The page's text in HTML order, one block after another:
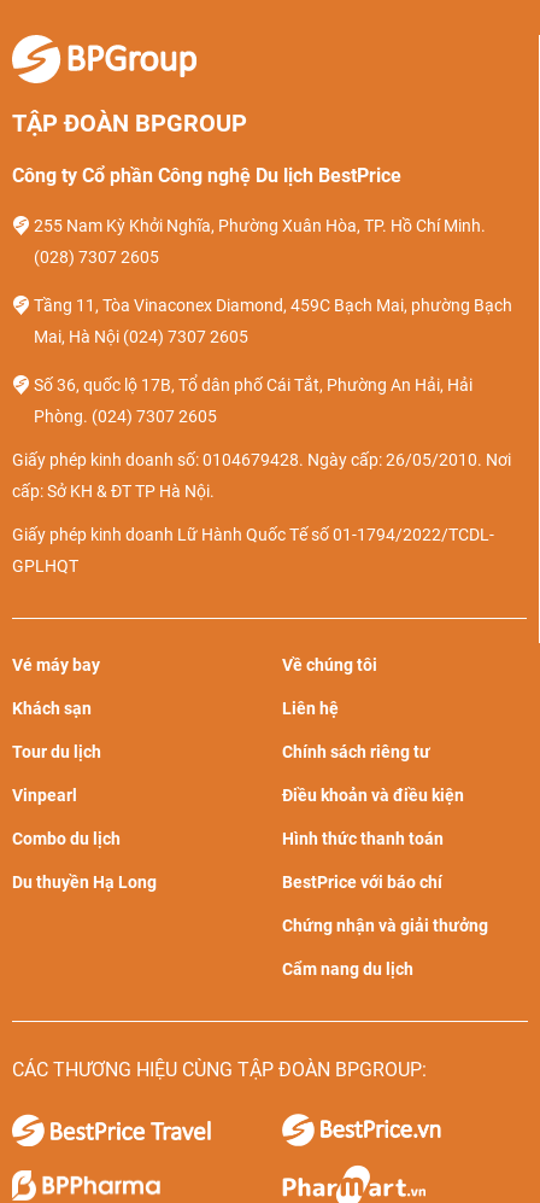
TẬP ĐOÀN BPGROUP
Công ty Cổ phần Công nghệ Du lịch BestPrice
255 Nam Kỳ Khởi Nghĩa, Phường Xuân Hòa, TP. Hồ Chí Minh.
(028) 7307 2605
Tầng 11, Tòa Vinaconex Diamond, 459C Bạch Mai, phường Bạch
Mai, Hà Nội (024) 7307 2605
Số 36, quốc lộ 17B, Tổ dân phố Cái Tắt, Phường An Hải, Hải
Phòng. (024) 7307 2605
Giấy phép kinh doanh số: 0104679428. Ngày cấp: 26/05/2010. Nơi
cấp: Sở KH & ĐT TP Hà Nội.
Giấy phép kinh doanh Lữ Hành Quốc Tế số 01-1794/2022/TCDL-
GPLHQT
Vé máy bay
Khách sạn
Tour du lịch
Vinpearl
Combo du lịch
Du thuyền Hạ Long
Về chúng tôi
Liên hệ
Chính sách riêng tư
Điều khoản và điều kiện
Hình thức thanh toán
BestPrice với báo chí
Chứng nhận và giải thưởng
Cẩm nang du lịch
CÁC THƯƠNG HIỆU CÙNG TẬP ĐOÀN BPGROUP: